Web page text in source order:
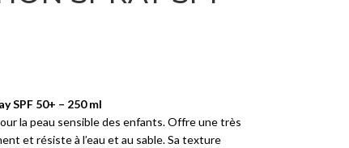
SPF 50+ – 250 ml
la peau sensible des enfants. Offre une très
et résiste à l’eau et au sable. Sa texture